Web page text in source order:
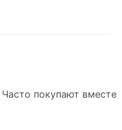
Часто покупают вместе